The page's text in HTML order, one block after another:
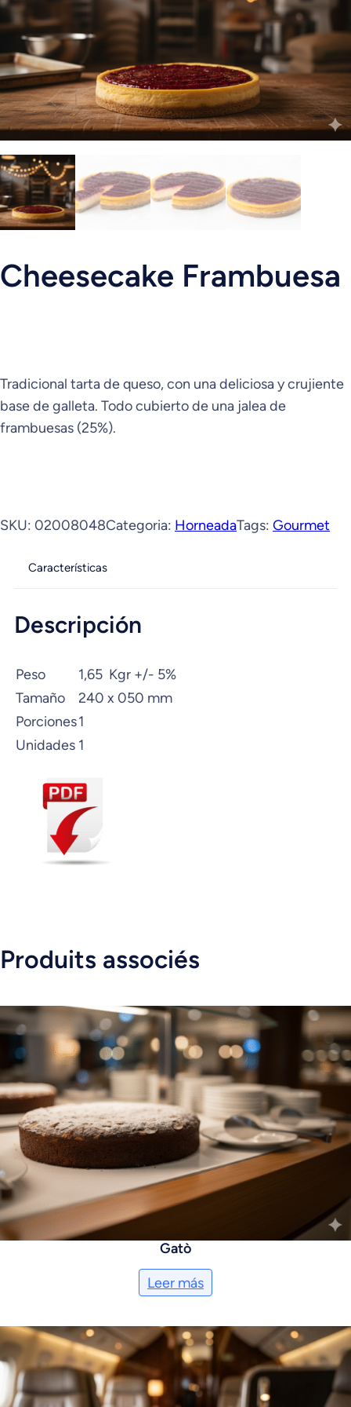
Cheesecake Frambuesa
Tradicional tarta de queso, con una deliciosa y crujiente
base de galleta. Todo cubierto de una jalea de
frambuesas (25%).
SKU: 02008048Categoria: HorneadaTags: Gourmet
Características
Descripción
Peso
1,65 Kgr +/- 5%
Tamaño
240 x 050 mm
Porciones1
Unidades 1
Produits associés
Gatò
Leer más